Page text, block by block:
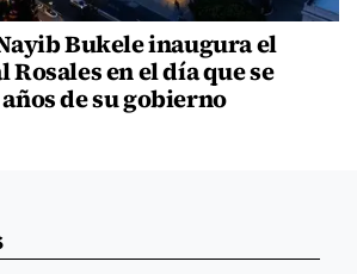
Bukele inaugura el
en el día que se
de su gobierno